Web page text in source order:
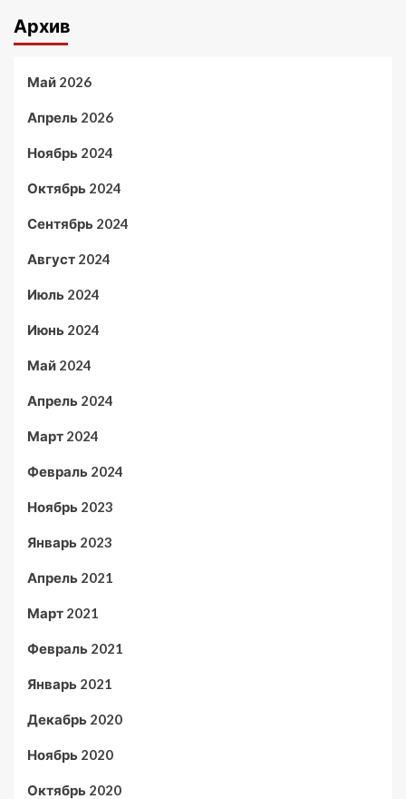
Архив
Май 2026
Апрель 2026
Ноябрь 2024
Октябрь 2024
Сентябрь 2024
Август 2024
Июль 2024
Июнь 2024
Май 2024
Апрель 2024
Март 2024
Февраль 2024
Ноябрь 2023
Январь 2023
Апрель 2021
Март 2021
Февраль 2021
Январь 2021
Декабрь 2020
Ноябрь 2020
Октябрь 2020